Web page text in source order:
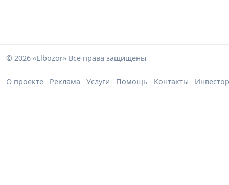
© 2026 «Elbozor» Все права защищены
О проекте Реклама Услуги Помощь Контакты